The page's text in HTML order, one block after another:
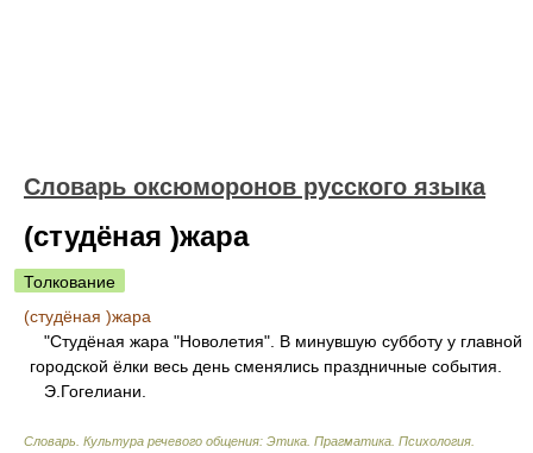
Словарь оксюморонов русского языка
(студёная )жара
Толкование
(студёная )жара
"Студёная жара "Новолетия". В минувшую субботу у главной
городской ёлки весь день сменялись праздничные события.
Э.Гогелиани.
Словарь. Культура речевого общения: Этика. Прагматика. Психология.